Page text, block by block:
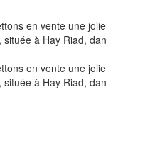
en vente une jolie
située à Hay Riad, dan
en vente une jolie
située à Hay Riad, dan